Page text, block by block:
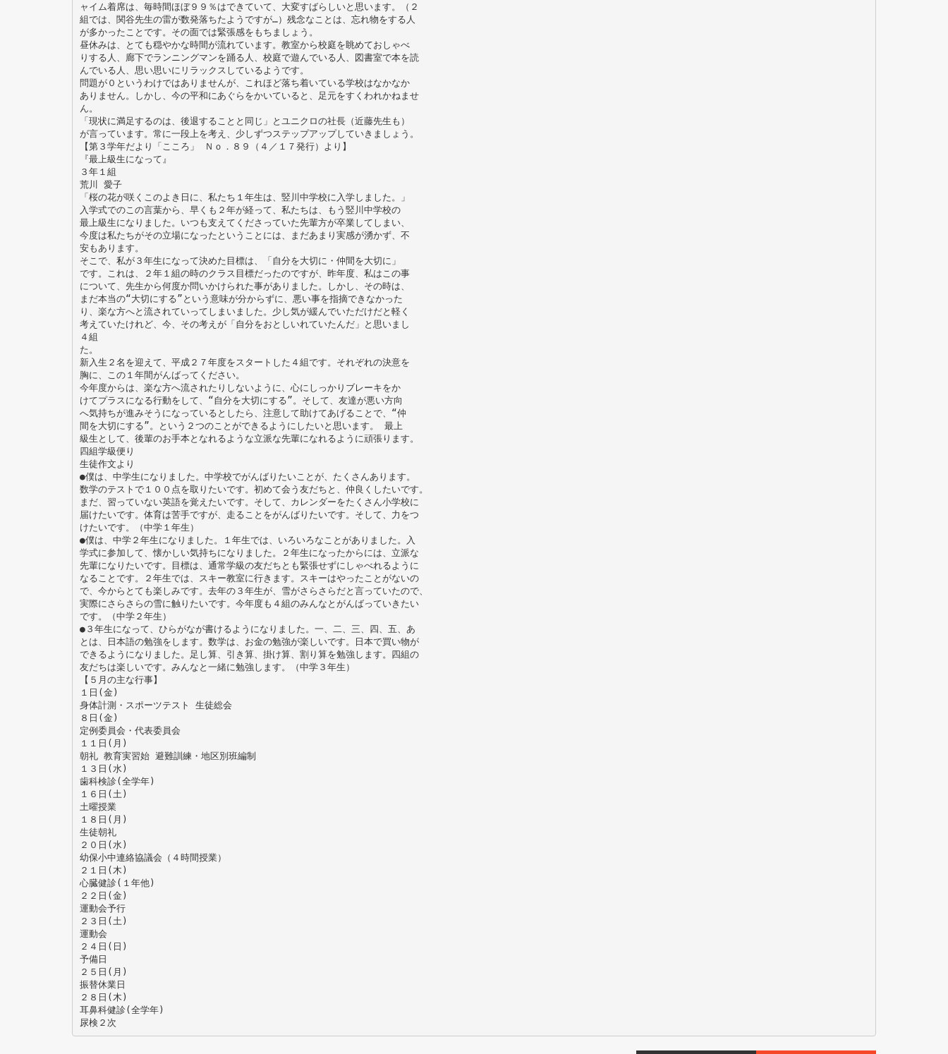
ャイム着席は、毎時間ほぼ９９％はできていて、大変すばらしいと思います。（２
組では、関谷先生の雷が数発落ちたようですが…）残念なことは、忘れ物をする人
が多かったことです。その面では緊張感をもちましょう。
昼休みは、とても穏やかな時間が流れています。教室から校庭を眺めておしゃべ
りする人、廊下でランニングマンを踊る人、校庭で遊んでいる人、図書室で本を読
んでいる人、思い思いにリラックスしているようです。
問題が０というわけではありませんが、これほど落ち着いている学校はなかなか
ありません。しかし、今の平和にあぐらをかいていると、足元をすくわれかねませ
ん。
「現状に満足するのは、後退することと同じ」とユニクロの社長（近藤先生も）
が言っています。常に一段上を考え、少しずつステップアップしていきましょう。
【第３学年だより「こころ」 Ｎｏ．８９（４／１７発行）より】
『最上級生になって』
３年１組
荒川 愛子
「桜の花が咲くこのよき日に、私たち１年生は、竪川中学校に入学しました。」
入学式でのこの言葉から、早くも２年が経って、私たちは、もう竪川中学校の
最上級生になりました。いつも支えてくださっていた先輩方が卒業してしまい、
今度は私たちがその立場になったということには、まだあまり実感が湧かず、不
安もあります。
そこで、私が３年生になって決めた目標は、「自分を大切に・仲間を大切に」
です。これは、２年１組の時のクラス目標だったのですが、昨年度、私はこの事
について、先生から何度か問いかけられた事がありました。しかし、その時は、
まだ本当の“大切にする”という意味が分からずに、悪い事を指摘できなかった
り、楽な方へと流されていってしまいました。少し気が緩んでいただけだと軽く
考えていたけれど、今、その考えが「自分をおとしいれていたんだ」と思いまし
４組
た。
新入生２名を迎えて、平成２７年度をスタートした４組です。それぞれの決意を
胸に、この１年間がんばってください。
今年度からは、楽な方へ流されたりしないように、心にしっかりブレーキをか
けてプラスになる行動をして、“自分を大切にする”。そして、友達が悪い方向
へ気持ちが進みそうになっているとしたら、注意して助けてあげることで、“仲
間を大切にする”。という２つのことができるようにしたいと思います。 最上
級生として、後輩のお手本となれるような立派な先輩になれるように頑張ります。
四組学級便り
生徒作文より
●僕は、中学生になりました。中学校でがんばりたいことが、たくさんあります。
数学のテストで１００点を取りたいです。初めて会う友だちと、仲良くしたいです。
まだ、習っていない英語を覚えたいです。そして、カレンダーをたくさん小学校に
届けたいです。体育は苦手ですが、走ることをがんばりたいです。そして、力をつ
けたいです。（中学１年生）
●僕は、中学２年生になりました。１年生では、いろいろなことがありました。入
学式に参加して、懐かしい気持ちになりました。２年生になったからには、立派な
先輩になりたいです。目標は、通常学級の友だちとも緊張せずにしゃべれるように
なることです。２年生では、スキー教室に行きます。スキーはやったことがないの
で、今からとても楽しみです。去年の３年生が、雪がさらさらだと言っていたので、
実際にさらさらの雪に触りたいです。今年度も４組のみんなとがんばっていきたい
です。（中学２年生）
●３年生になって、ひらがなが書けるようになりました。一、二、三、四、五、あ
とは、日本語の勉強をします。数学は、お金の勉強が楽しいです。日本で買い物が
できるようになりました。足し算、引き算、掛け算、割り算を勉強します。四組の
友だちは楽しいです。みんなと一緒に勉強します。（中学３年生）
【５月の主な行事】
１日(金)
身体計測・スポーツテスト 生徒総会
８日(金)
定例委員会・代表委員会
１１日(月)
朝礼 教育実習始 避難訓練・地区別班編制
１３日(水)
歯科検診(全学年)
１６日(土)
土曜授業
１８日(月)
生徒朝礼
２０日(水)
幼保小中連絡協議会（４時間授業）
２１日(木)
心臓健診(１年他)
２２日(金)
運動会予行
２３日(土)
運動会
２４日(日)
予備日
２５日(月)
振替休業日
２８日(木)
耳鼻科健診(全学年)